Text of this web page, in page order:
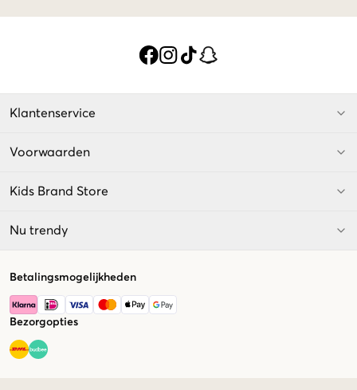
Klantenservice
Voorwaarden
Kids Brand Store
Nu trendy
Betalingsmogelijkheden
Bezorgopties